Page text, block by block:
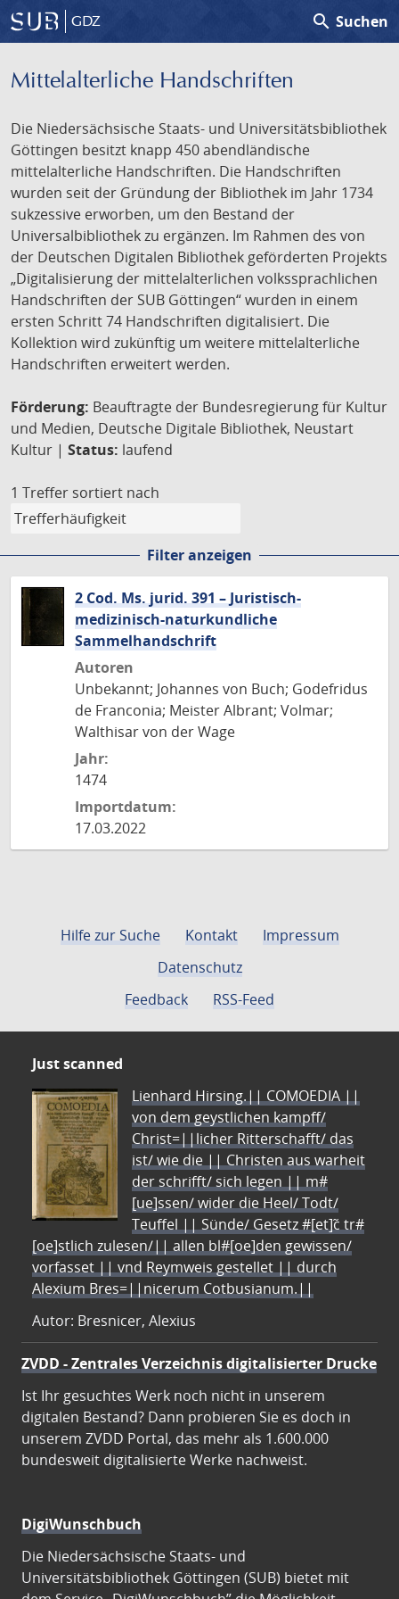
GDZ search Suchen
Mittelalterliche Handschriften
Die Niedersächsische Staats- und Universitätsbibliothek
Göttingen besitzt knapp 450 abendländische
mittelalterliche Handschriften. Die Handschriften
wurden seit der Gründung der Bibliothek im Jahr 1734
sukzessive erworben, um den Bestand der
Universalbibliothek zu ergänzen. Im Rahmen des von
der Deutschen Digitalen Bibliothek geförderten Projekts
„Digitalisierung der mittelalterlichen volkssprachlichen
Handschriften der SUB Göttingen“ wurden in einem
ersten Schritt 74 Handschriften digitalisiert. Die
Kollektion wird zukünftig um weitere mittelalterliche
Handschriften erweitert werden.
Förderung: Beauftragte der Bundesregierung für Kultur
und Medien, Deutsche Digitale Bibliothek, Neustart
Kultur | Status: laufend
1 Treffer sortiert nach
Filter anzeigen
2 Cod. Ms. jurid. 391 – Juristisch-
medizinisch-naturkundliche
Sammelhandschrift
Autoren
Unbekannt; Johannes von Buch; Godefridus
de Franconia; Meister Albrant; Volmar;
Walthisar von der Wage
Jahr:
1474
Importdatum:
17.03.2022
Hilfe zur Suche Kontakt
Impressum
Datenschutz
Feedback
RSS-Feed
Just scanned
Lienhard Hirsing.|| COMOEDIA ||
von dem geystlichen kampff/
Christ=||licher Ritterschafft/ das
ist/ wie die || Christen aus warheit
der schrifft/ sich legen || m#
[ue]ssen/ wider die Heel/ Todt/
Teuffel || Sünde/ Gesetz #[et]c̃ tr#
[oe]stlich zulesen/|| allen bl#[oe]den gewissen/
vorfasset || vnd Reymweis gestellet || durch
Alexium Bres=||nicerum Cotbusianum.||
Autor: Bresnicer, Alexius
ZVDD - Zentrales Verzeichnis digitalisierter Drucke
Ist Ihr gesuchtes Werk noch nicht in unserem
digitalen Bestand? Dann probieren Sie es doch in
unserem ZVDD Portal, das mehr als 1.600.000
bundesweit digitalisierte Werke nachweist.
DigiWunschbuch
Die Niedersächsische Staats- und
Universitätsbibliothek Göttingen (SUB) bietet mit